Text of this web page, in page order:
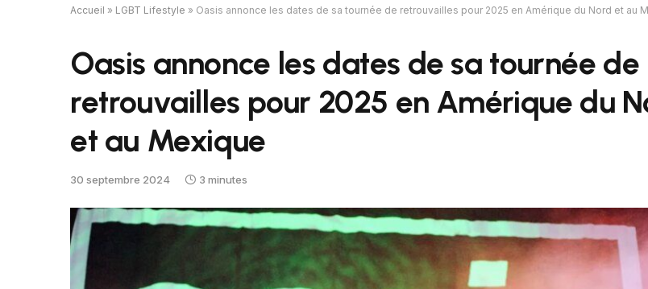
Accueil » LGBT Lifestyle » Oasis annonce les dates de sa tournée de retrouvailles pour 2025 en Amérique du Nord et au
Oasis annonce les dates de sa tournée de
retrouvailles pour 2025 en Amérique du
et au Mexique
30 septembre 2024 3 minutes